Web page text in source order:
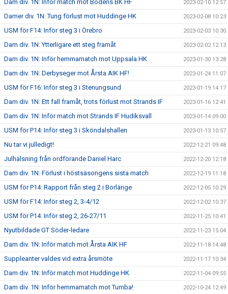
Dam div. 1N: Inför match mot Bodens BK HF 2023-02-10 12:57
Damer div. 1N: Tung förlust mot Huddinge HK 2023-02-08 10:23
USM för F14: Inför steg 3 i Örebro 2023-02-03 10:30
Dam div. 1N: Ytterligare ett steg framåt 2023-02-02 12:13
Dam div. 1N: Inför hemmamatch mot Uppsala HK 2023-01-30 13:28
Dam div. 1N: Derbyseger mot Årsta AIK HF! 2023-01-24 11:07
USM för F16: Inför steg 3 i Stenungsund 2023-01-19 14:17
Dam div. 1N: Ett fall framåt, trots förlust mot Strands IF 2023-01-16 12:41
Dam div. 1N: Inför match mot Strands IF Hudiksvall 2023-01-14 09:00
USM för P14: Inför steg 3 i Sköndalshallen 2023-01-13 10:57
Nu tar vi julledigt! 2022-12-21 09:48
Julhälsning från ordförande Daniel Harc 2022-12-20 12:18
Dam div. 1N: Förlust i höstsäsongens sista match 2022-12-19 11:18
USM för P14: Rapport från steg 2 i Borlänge 2022-12-05 10:29
USM för F14: Inför steg 2, 3-4/12 2022-12-02 10:37
USM för P14: Inför steg 2, 26-27/11 2022-11-25 10:41
Nyutbildade GT Söder-ledare 2022-11-23 15:04
Dam div. 1N: Inför match mot Årsta AIK HF 2022-11-18 14:48
Suppleanter valdes vid extra årsmöte 2022-11-17 10:34
Dam div. 1N: Inför match mot Huddinge HK 2022-11-04 09:55
Dam div. 1N: Inför hemmamatch mot Tumba! 2022-10-24 12:49